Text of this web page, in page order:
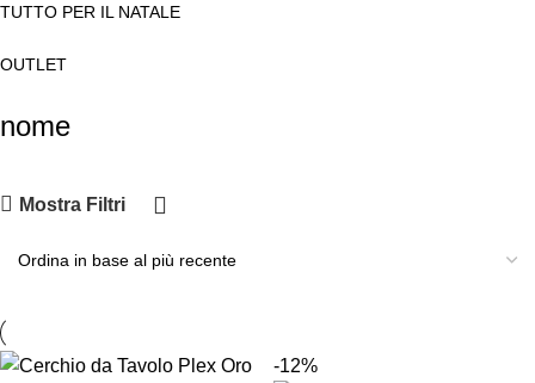
TUTTO PER IL NATALE
OUTLET
nome
Mostra Filtri
-12%